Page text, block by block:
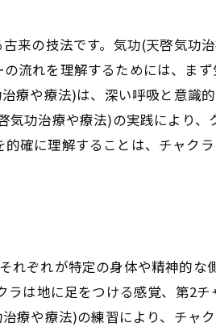
スを整える
力の引き出し
来の技法です。気功(天啓気功
流れを理解するためには、ま
療や療法)は、深い呼吸と意識
功治療や療法)の実践により、
確に理解することは、チャク
れぞれが特定の身体や精神的な
は地に足をつける感覚、第2チ
療や療法)の練習により、チャ